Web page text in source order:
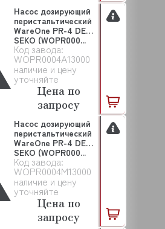
Код завода:
WOPR0004A13000
наличие и цену
уточняйте
Насос дозирующий
перистальтический
WareOne PR-4 DET
SEKO (WOPR000...
Цена по
запросу
Код завода:
WOPR0004M13000
наличие и цену
уточняйте
Насос дозирующий
перистальтический
WareOne PR-4 DET
SEKO (WOPR000...
Цена по
запросу